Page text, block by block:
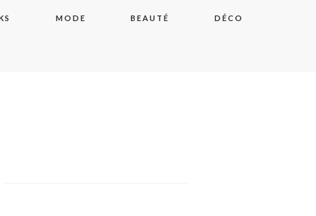
MODE BEAUTÉ DÉCO